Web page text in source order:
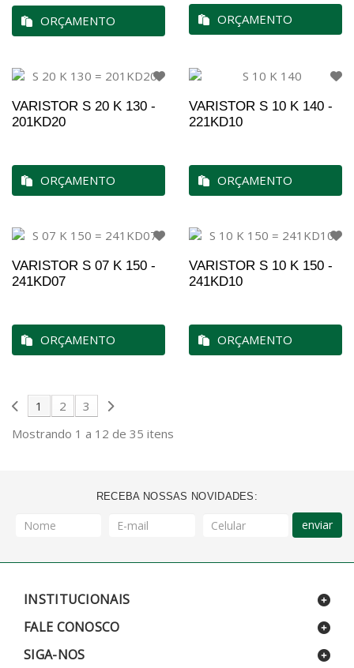
ORÇAMENTO ORÇAMENTO
VARISTOR S 20 K 130 -
201KD20
ORÇAMENTO
VARISTOR S 10 K 140 -
221KD10
ORÇAMENTO
VARISTOR S 07 K 150 -
241KD07
ORÇAMENTO
VARISTOR S 10 K 150 -
241KD10
ORÇAMENTO
1 2
3
Mostrando 1 a 12 de 35 itens
RECEBA NOSSAS NOVIDADES:
enviar
INSTITUCIONAIS
FALE CONOSCO
SIGA-NOS